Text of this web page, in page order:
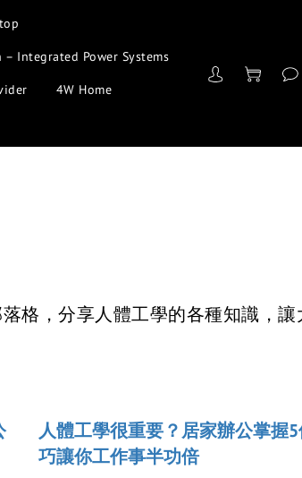
– Integrated Power Systems
4W Home
格，分享人體工學的各種知識，讓
人體工學很重要？居家辦公掌握
巧讓你工作事半功倍